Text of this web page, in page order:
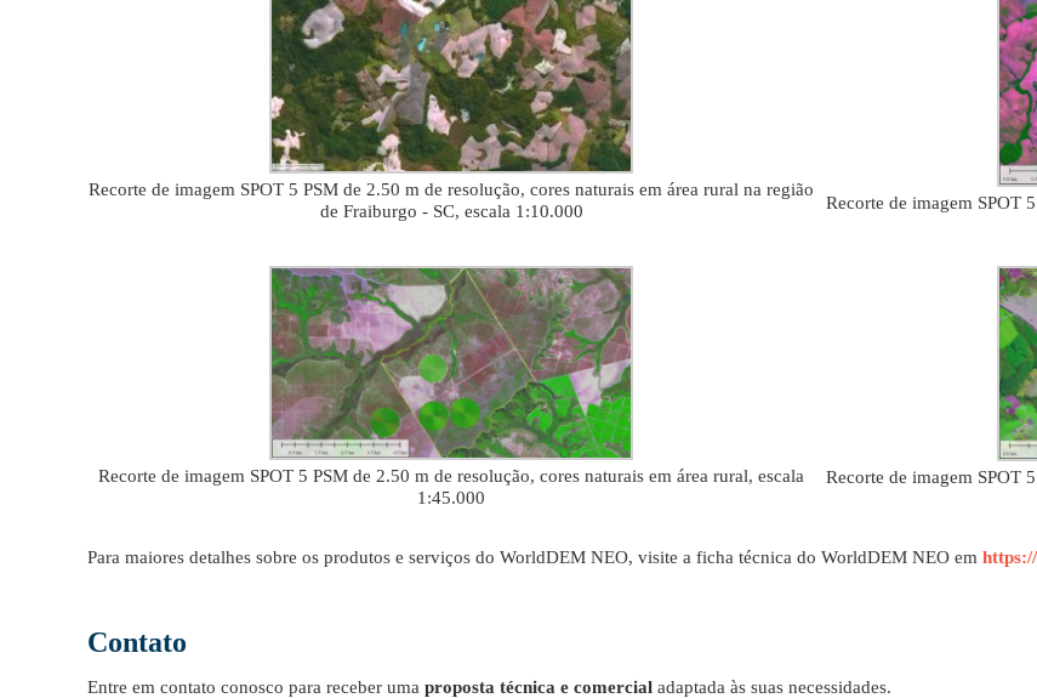
Recorte de imagem SPOT 5 PSM de 2.50 m de resolução, cores naturais em área rural na região
de Fraiburgo - SC, escala 1:10.000
Recorte de imagem SPOT
Recorte de imagem SPOT 5 PSM de 2.50 m de resolução, cores naturais em área rural, escala
1:45.000
Recorte de imagem SPOT
Para maiores detalhes sobre os produtos e serviços do WorldDEM NEO, visite a ficha técnica do WorldDEM NEO em
Contato
Entre em contato conosco para receber uma proposta técnica e comercial adaptada às suas necessidades.